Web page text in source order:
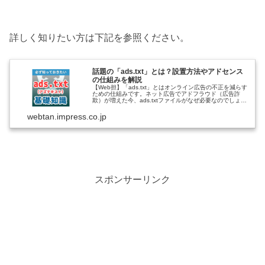
詳しく知りたい方は下記を参照ください。
話題の「ads.txt」とは？設置方法やアドセンス
の仕組みを解説
【Web担】「ads.txt」とはオンライン広告の不正を減らす
ための仕組みです。ネット広告でアドフラウド（広告詐
欺）が増えた今、ads.txtファイルがなぜ必要なのでしょう
ン...
webtan.impress.co.jp
スポンサーリンク